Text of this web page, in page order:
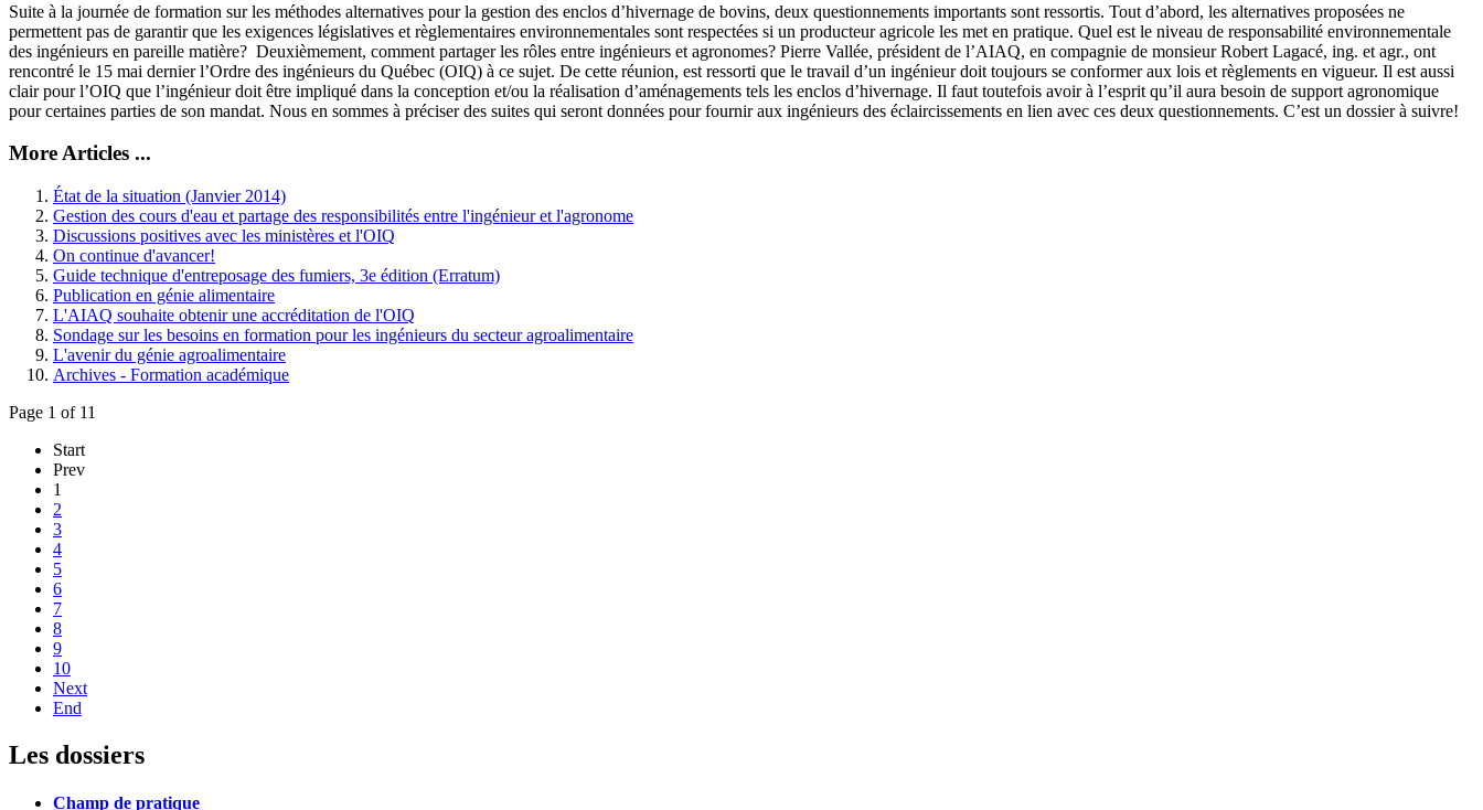
Suite à la journée de formation sur les méthodes alternatives pour la gestion des enclos d’hivernage de bovins, deux questionnements importants sont ressortis. Tout d’abord, les alternatives proposées ne
permettent pas de garantir que les exigences législatives et règlementaires environnementales sont respectées si un producteur agricole les met en pratique. Quel est le niveau de responsabilité environnementale
des ingénieurs en pareille matière? Deuxièmement, comment partager les rôles entre ingénieurs et agronomes? Pierre Vallée, président de l’AIAQ, en compagnie de monsieur Robert Lagacé, ing. et agr., ont
rencontré le 15 mai dernier l’Ordre des ingénieurs du Québec (OIQ) à ce sujet. De cette réunion, est ressorti que le travail d’un ingénieur doit toujours se conformer aux lois et règlements en vigueur. Il est aussi
clair pour l’OIQ que l’ingénieur doit être impliqué dans la conception et/ou la réalisation d’aménagements tels les enclos d’hivernage. Il faut toutefois avoir à l’esprit qu’il aura besoin de support agronomique
pour certaines parties de son mandat. Nous en sommes à préciser des suites qui seront données pour fournir aux ingénieurs des éclaircissements en lien avec ces deux questionnements. C’est un dossier à suivre!
More Articles ...
État de la situation (Janvier 2014)
Gestion des cours d'eau et partage des responsibilités entre l'ingénieur et l'agronome
Discussions positives avec les ministères et l'OIQ
On continue d'avancer!
Guide technique d'entreposage des fumiers, 3e édition (Erratum)
Publication en génie alimentaire
L'AIAQ souhaite obtenir une accréditation de l'OIQ
Sondage sur les besoins en formation pour les ingénieurs du secteur agroalimentaire
L'avenir du génie agroalimentaire
Archives - Formation académique
Page 1 of 11
Start
Prev
1
2
3
4
5
6
7
8
9
10
Next
End
Les dossiers
Champ de pratique